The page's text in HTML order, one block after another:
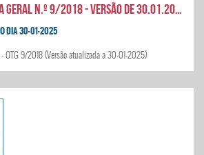
Orientação Técnica Geral n.º 9/2018 - Versão de 30.01.2025
DIA 30-01-2025
OTG 9/2018 (Versão atualizada a 30-01-2025)